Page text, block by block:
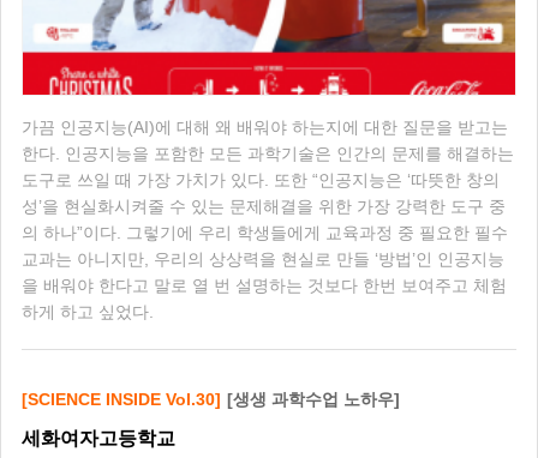
가끔 인공지능(AI)에 대해 왜 배워야 하는지에 대한 질문을 받고는
한다. 인공지능을 포함한 모든 과학기술은 인간의 문제를 해결하는
도구로 쓰일 때 가장 가치가 있다. 또한 “인공지능은 ‘따뜻한 창의
성’을 현실화시켜줄 수 있는 문제해결을 위한 가장 강력한 도구 중
의 하나”이다. 그렇기에 우리 학생들에게 교육과정 중 필요한 필수
교과는 아니지만, 우리의 상상력을 현실로 만들 ‘방법’인 인공지능
을 배워야 한다고 말로 열 번 설명하는 것보다 한번 보여주고 체험
하게 하고 싶었다.
[SCIENCE INSIDE Vol.30] [생생 과학수업 노하우]
세화여자고등학교